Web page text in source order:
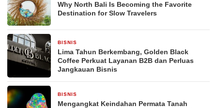
Why North Bali Is Becoming the Favorite
Destination for Slow Travelers
BISNIS
Lima Tahun Berkembang, Golden Black
Coffee Perkuat Layanan B2B dan Perluas
Jangkauan Bisnis
BISNIS
Mengangkat Keindahan Permata Tanah